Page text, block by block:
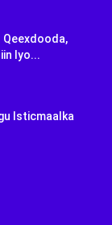
Qeexdooda,
Iyo...
Isticmaalka